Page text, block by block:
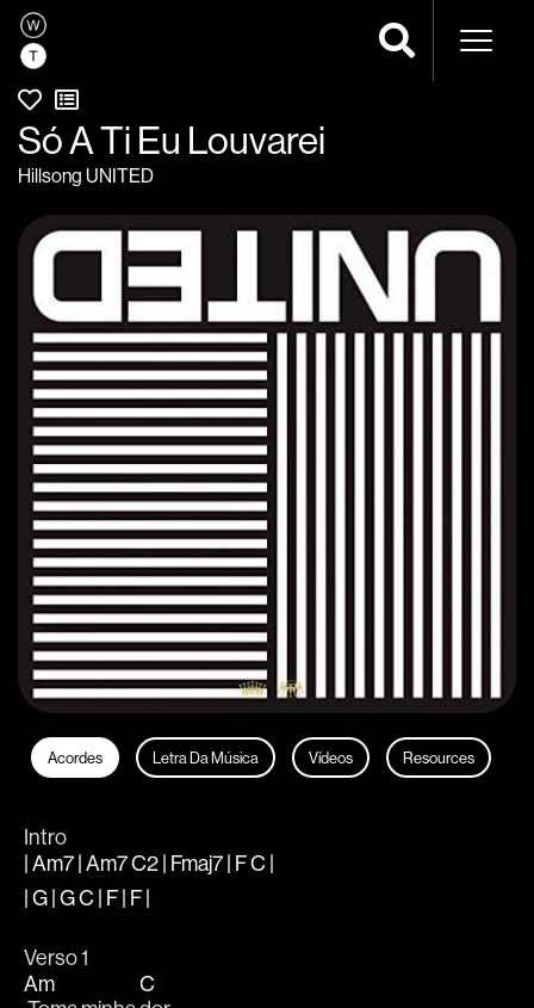
Só A Ti Eu Louvarei
Hillsong UNITED
Acordes Letra Da Música Vídeos Resources
Intro
| Am7 | Am7 C2 | Fmaj7 | F C |
| G | G C | F | F |
Verso 1
Am
C